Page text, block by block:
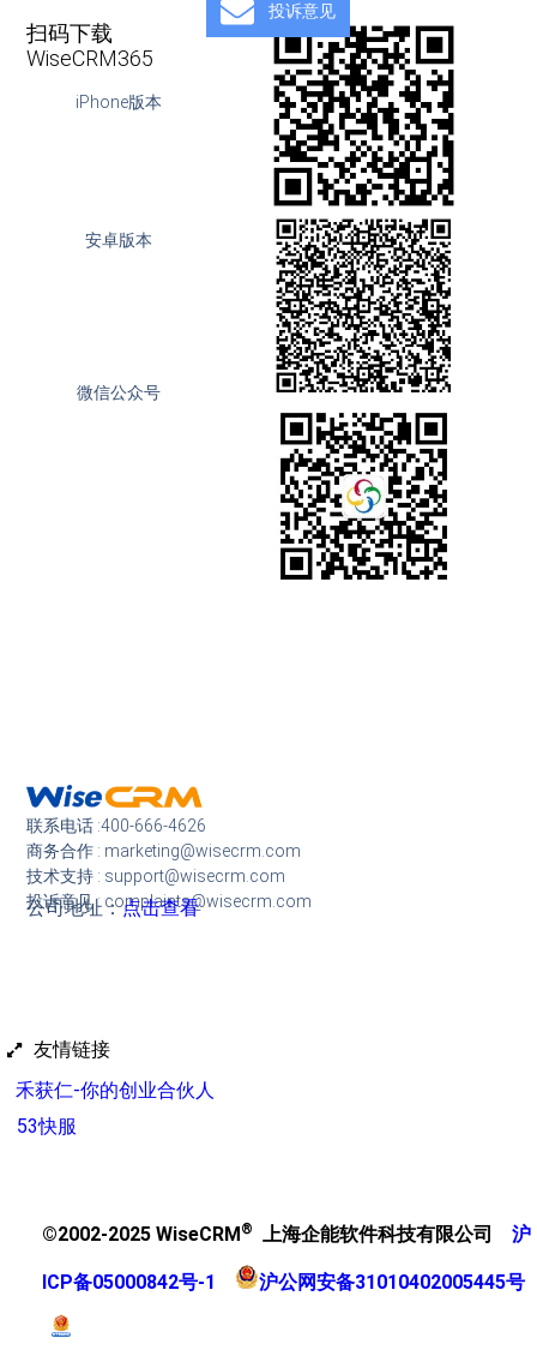
联系电话 :400-666-4626
商务合作 : marketing@wisecrm.com
技术支持 : support@wisecrm.com
投诉意见 : complaints@wisecrm.com
公司地址：点击查看
扫码下载
WiseCRM365
iPhone版本
安卓版本
微信公众号
友情链接
禾获仁-你的创业合伙人
53快服
©2002-2025 WiseCRM ® 上海企能软件科技有限公司 沪
ICP备05000842号-1 沪公网安备31010402005445号
投诉意见